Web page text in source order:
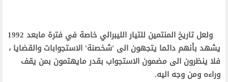
ولعل تاريخ المنتمين للتيار الليبرالي خاصة في فترة مابعد 1992
يشهد بأنهم دائما يتجهون الى 'شخصنة' الاستجوابات والقضايا ،
فلا ينظرون الى مضمون الاستجواب بقدر مايهتمون بمن يقف
وراءه ومن وجه اليه.